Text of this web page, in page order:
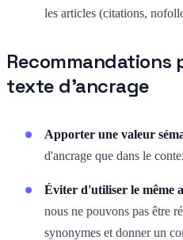
les articles (citations,
Recommandations
texte d'ancrage
Apporter une valeur
d'ancrage que dans le
Éviter d'utiliser le même
nous ne pouvons pas être
synonymes et donner un